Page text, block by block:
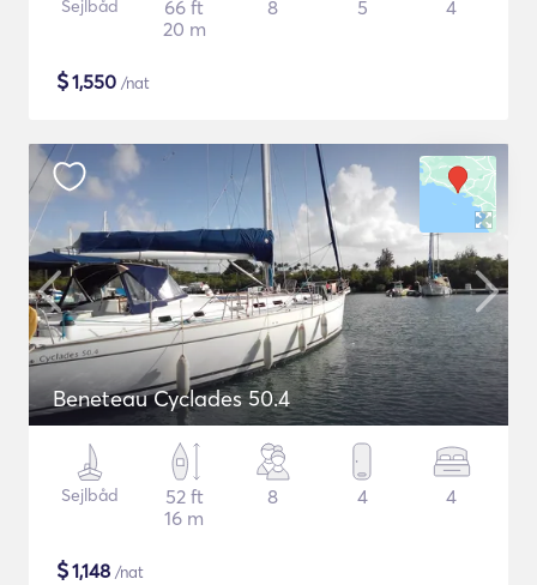
Sejlbåd
66 ft
20 m
8 5 4
$1,550 /nat
Beneteau Cyclades 50.4
Sejlbåd
52 ft
16 m
8 4 4
$1,148 /nat